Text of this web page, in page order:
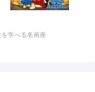
を学べる名画座